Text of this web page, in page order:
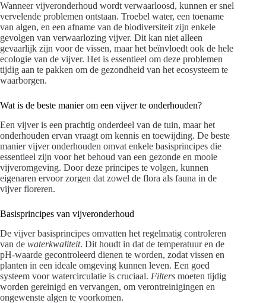
Wanneer vijveronderhoud wordt verwaarloosd, kunnen er snel
vervelende problemen ontstaan. Troebel water, een toename
van algen, en een afname van de biodiversiteit zijn enkele
gevolgen van verwaarlozing vijver. Dit kan niet alleen
gevaarlijk zijn voor de vissen, maar het beïnvloedt ook de hele
ecologie van de vijver. Het is essentieel om deze problemen
tijdig aan te pakken om de gezondheid van het ecosysteem te
waarborgen.
Wat is de beste manier om een vijver te onderhouden?
Een vijver is een prachtig onderdeel van de tuin, maar het
onderhouden ervan vraagt om kennis en toewijding. De beste
manier vijver onderhouden omvat enkele basisprincipes die
essentieel zijn voor het behoud van een gezonde en mooie
vijveromgeving. Door deze principes te volgen, kunnen
eigenaren ervoor zorgen dat zowel de flora als fauna in de
vijver floreren.
Basisprincipes van vijveronderhoud
De vijver basisprincipes omvatten het regelmatig controleren
van de waterkwaliteit. Dit houdt in dat de temperatuur en de
pH-waarde gecontroleerd dienen te worden, zodat vissen en
planten in een ideale omgeving kunnen leven. Een goed
systeem voor watercirculatie is cruciaal. Filters moeten tijdig
worden gereinigd en vervangen, om verontreinigingen en
ongewenste algen te voorkomen.